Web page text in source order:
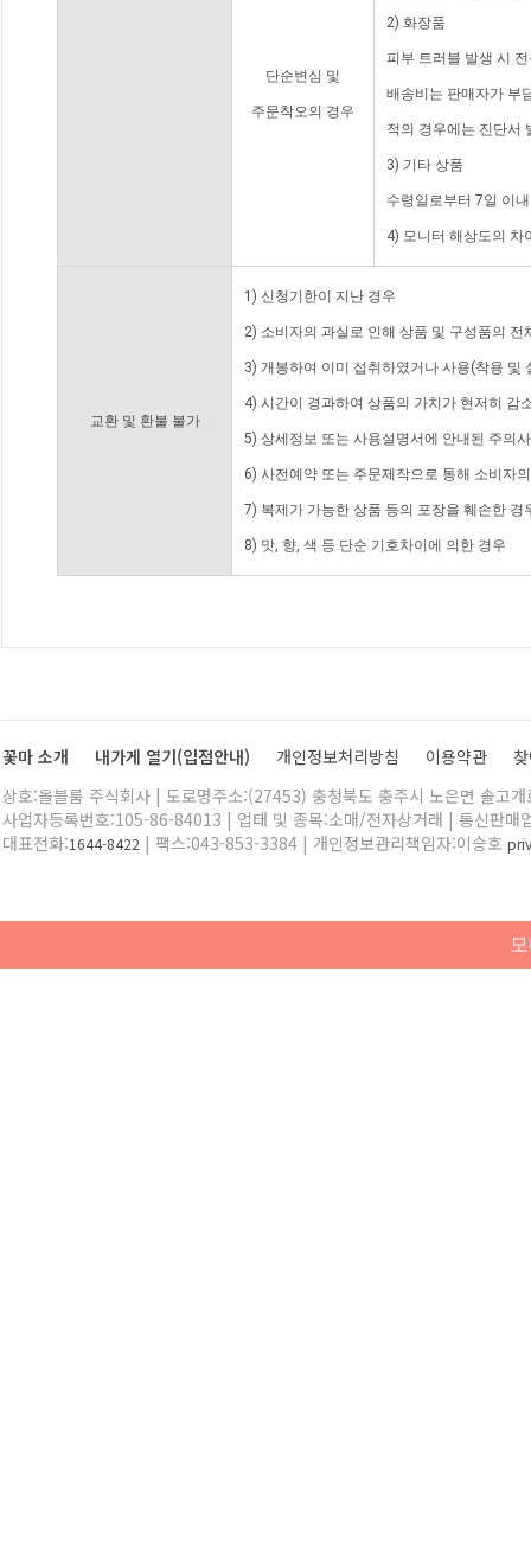
단순변심 및
주문착오의 경우
2) 화장품
피부 트러블 발생 시
배송비는 판매자가 부
적의 경우에는 진단서
3) 기타 상품
수령일로부터 7일 이
4) 모니터 해상도의 차
교환 및 환불 불가
1) 신청기한이 지난 경우
2) 소비자의 과실로 인해 상품 및 구성품의
3) 개봉하여 이미 섭취하였거나 사용(착용 및
4) 시간이 경과하여 상품의 가치가 현저히 감
5) 상세정보 또는 사용설명서에 안내된 주의
6) 사전예약 또는 주문제작으로 통해 소비자
7) 복제가 가능한 상품 등의 포장을 훼손한 경
8) 맛, 향, 색 등 단순 기호차이에 의한 경우
꽃마 소개 내가게 열기(입점안내) 개인정보처리방침 이용약관
상호:올블룸 주식회사 | 도로명주소:(27453) 충청북도 충주시 노은면 솔고
사업자등록번호:105-86-84013 | 업태 및 종목:소매/전자상거래 | 통신판매
대표전화:1644-8422 | 팩스:043-853-3384 | 개인정보관리책임자:이승호